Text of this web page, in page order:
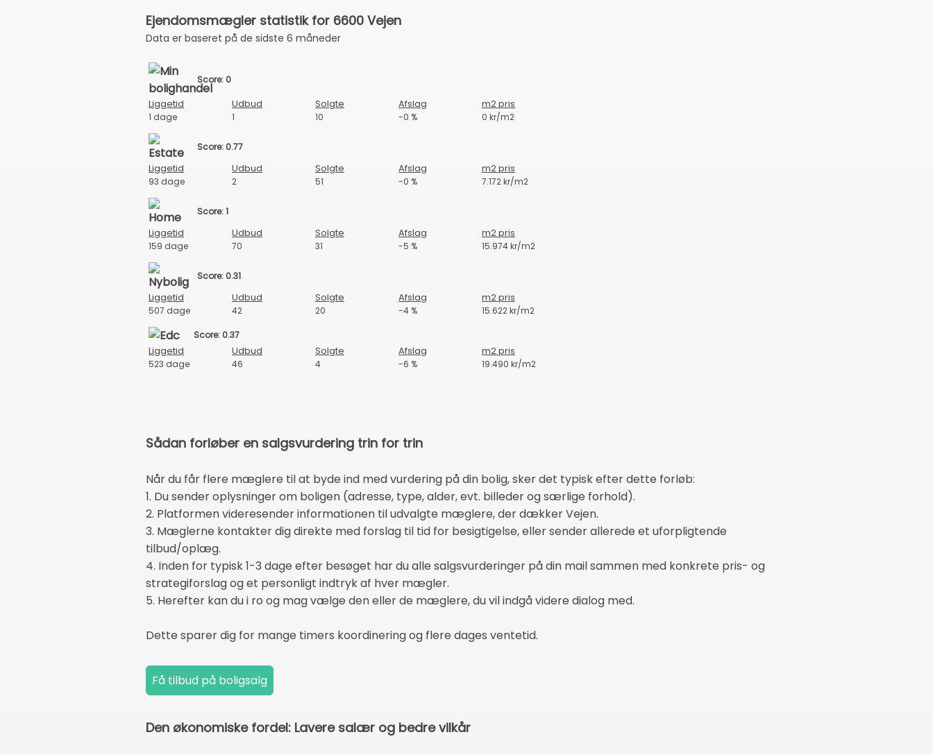
Ejendomsmægler statistik for 6600 Vejen
Data er baseret på de sidste 6 måneder
Score: 0
Liggetid Udbud Solgte Afslag m2 pris
1 dage 1 10 -0 % 0 kr/m2
Score: 0.77
Liggetid Udbud Solgte Afslag m2 pris
93 dage 2 51 -0 % 7.172 kr/m2
Score: 1
Liggetid Udbud Solgte Afslag m2 pris
159 dage 70 31 -5 % 15.974 kr/m2
Score: 0.31
Liggetid Udbud Solgte Afslag m2 pris
507 dage 42 20 -4 % 15.622 kr/m2
Score: 0.37
Liggetid Udbud Solgte Afslag m2 pris
523 dage 46 4 -6 % 19.490 kr/m2
Sådan forløber en salgsvurdering trin for trin
Når du får flere mæglere til at byde ind med vurdering på din bolig, sker det typisk efter dette forløb:
1. Du sender oplysninger om boligen (adresse, type, alder, evt. billeder og særlige forhold).
2. Platformen videresender informationen til udvalgte mæglere, der dækker Vejen.
3. Mæglerne kontakter dig direkte med forslag til tid for besigtigelse, eller sender allerede et uforpligtende
tilbud/oplæg.
4. Inden for typisk 1-3 dage efter besøget har du alle salgsvurderinger på din mail sammen med konkrete pris- og
strategiforslag og et personligt indtryk af hver mægler.
5. Herefter kan du i ro og mag vælge den eller de mæglere, du vil indgå videre dialog med.
Dette sparer dig for mange timers koordinering og flere dages ventetid.
Den økonomiske fordel: Lavere salær og bedre vilkår